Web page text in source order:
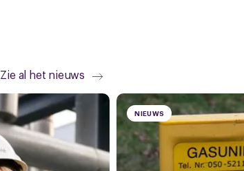
Zie al het nieuws
NIEUWS